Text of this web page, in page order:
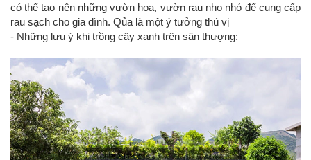
có thể tạo nên những vườn hoa, vườn rau nho nhỏ để cung cấp
rau sạch cho gia đình. Qủa là một ý tưởng thú vị
- Những lưu ý khi trồng cây xanh trên sân thượng: